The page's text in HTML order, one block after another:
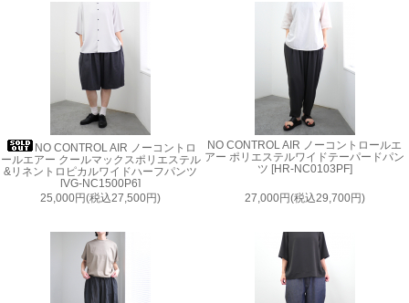
NO CONTROL AIR ノーコントロ
ールエアー クールマックスポリエステル
&リネントロピカルワイドハーフパンツ
[VG-NC1500P6]
25,000円(税込27,500円)
NO CONTROL AIR ノーコントロールエ
アー ポリエステルワイドテーパードパン
ツ [HR-NC0103PF]
27,000円(税込29,700円)